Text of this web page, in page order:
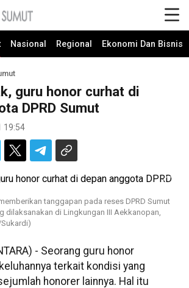
Nasional Regional Ekonomi Dan Bisnis
guru honor curhat di
DPRD Sumut
19:54
tanggapan pada reses DPRD Sumut
dilaksanakan di Lingkungan III Aekkanopan,
- Seorang guru honor
terkait kondisi yang
honorer lainnya. Hal itu